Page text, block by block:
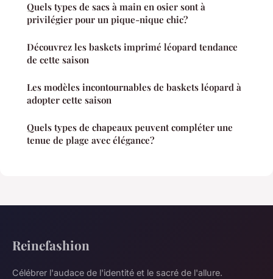
Quels types de sacs à main en osier sont à
privilégier pour un pique-nique chic?
Découvrez les baskets imprimé léopard tendance
de cette saison
Les modèles incontournables de baskets léopard à
adopter cette saison
Quels types de chapeaux peuvent compléter une
tenue de plage avec élégance?
Reinefashion
Célébrer l'audace de l'identité et le sacré de l'allure.